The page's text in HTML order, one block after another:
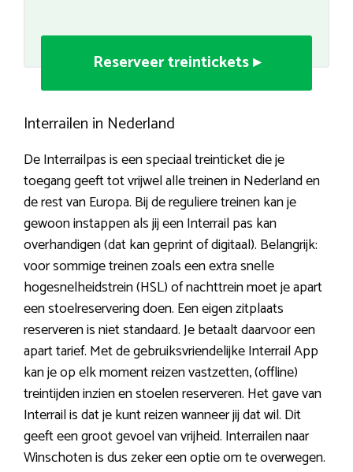
Reserveer treintickets ▸
Interrailen in Nederland
De Interrailpas is een speciaal treinticket die je
toegang geeft tot vrijwel alle treinen in Nederland en
de rest van Europa. Bij de reguliere treinen kan je
gewoon instappen als jij een Interrail pas kan
overhandigen (dat kan geprint of digitaal). Belangrijk:
voor sommige treinen zoals een extra snelle
hogesnelheidstrein (HSL) of nachttrein moet je apart
een stoelreservering doen. Een eigen zitplaats
reserveren is niet standaard. Je betaalt daarvoor een
apart tarief. Met de gebruiksvriendelijke Interrail App
kan je op elk moment reizen vastzetten, (offline)
treintijden inzien en stoelen reserveren. Het gave van
Interrail is dat je kunt reizen wanneer jij dat wil. Dit
geeft een groot gevoel van vrijheid. Interrailen naar
Winschoten is dus zeker een optie om te overwegen.